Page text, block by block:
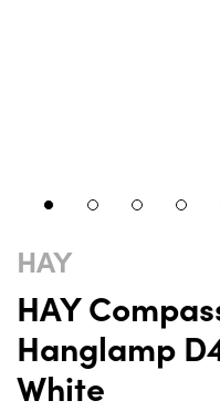
HAY
HAY
Hanglamp
White